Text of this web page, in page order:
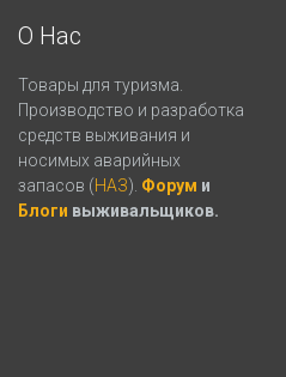
О Нас
Товары для туризма.
Производство и разработка
средств выживания и
носимых аварийных
запасов (НАЗ). Форум и
Блоги выживальщиков.